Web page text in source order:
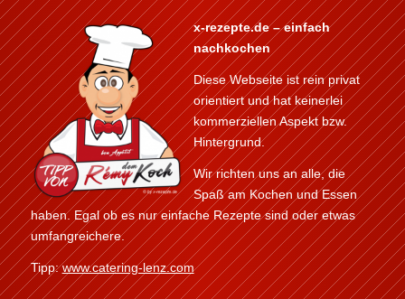
x-rezepte.de – einfach
nachkochen
Diese Webseite ist rein privat
orientiert und hat keinerlei
kommerziellen Aspekt bzw.
Hintergrund.
Wir richten uns an alle, die
Spaß am Kochen und Essen
haben. Egal ob es nur einfache Rezepte sind oder etwas
umfangreichere.
Tipp:www.catering-lenz.com